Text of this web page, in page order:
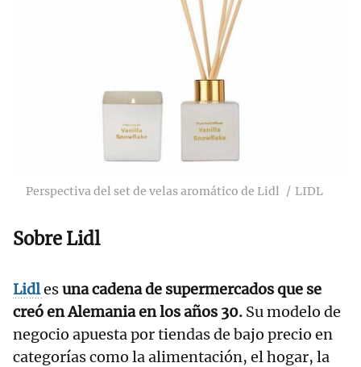
Perspectiva del set de velas aromático de Lidl LIDL
Sobre Lidl
Lidlesuna cadena de supermercados que se
creó en Alemania en los años 30. Su modelo de
negocio apuesta por tiendas de bajo precio en
categorías como la alimentación, el hogar, la